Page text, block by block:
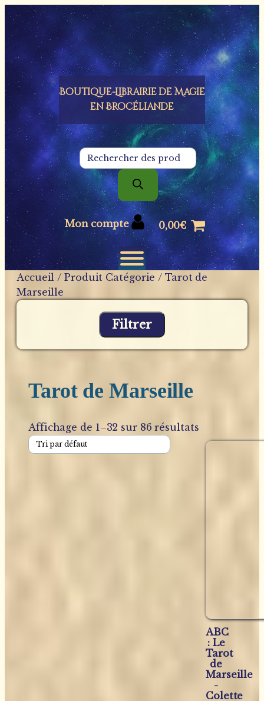
Panneau de gestion des cookies
Boutique-Librairie deMagie
en Brocéliande
Recherche
de
produits
Mon compte 0,00€
Accueil / Produit Catégorie / Tarot de
Marseille
Filtrer
Tarot de Marseille
Affichage de 1–32 sur 86 résultats
ABC
: Le
Tarot
de
Marseille
-
Colette